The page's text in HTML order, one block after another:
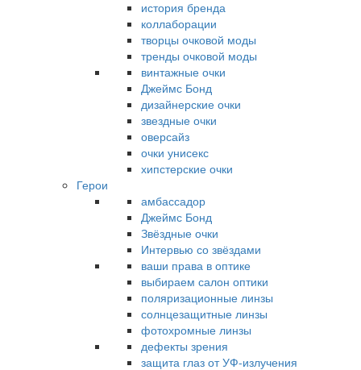
история бренда
коллаборации
творцы очковой моды
тренды очковой моды
винтажные очки
Джеймс Бонд
дизайнерские очки
звездные очки
оверсайз
очки унисекс
хипстерские очки
Герои
амбассадор
Джеймс Бонд
Звёздные очки
Интервью со звёздами
ваши права в оптике
выбираем салон оптики
поляризационные линзы
солнцезащитные линзы
фотохромные линзы
дефекты зрения
защита глаз от УФ-излучения